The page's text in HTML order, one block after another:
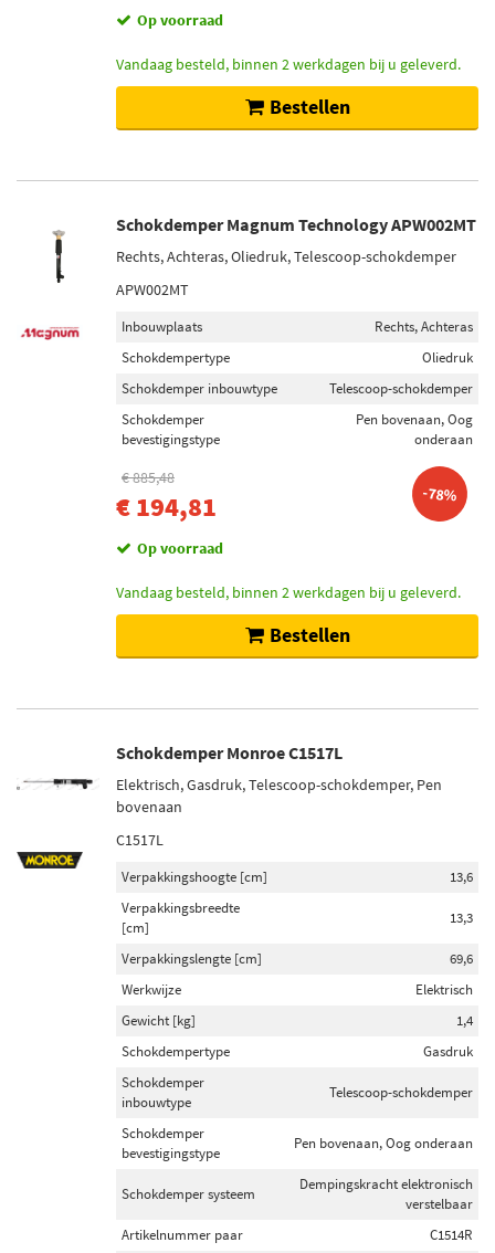
Op voorraad
Vandaag besteld, binnen 2 werkdagen bij u geleverd.
Bestellen
Schokdemper Magnum Technology APW002MT
Rechts, Achteras, Oliedruk, Telescoop-schokdemper
APW002MT
Inbouwplaats
Rechts, Achteras
Schokdempertype
Oliedruk
Schokdemper inbouwtype
Telescoop-schokdemper
Schokdemper
bevestigingstype
Pen bovenaan, Oog
onderaan
€ 885,48
€ 194,81 -78%
Op voorraad
Vandaag besteld, binnen 2 werkdagen bij u geleverd.
Bestellen
Schokdemper Monroe C1517L
Elektrisch, Gasdruk, Telescoop-schokdemper, Pen
bovenaan
C1517L
Verpakkingshoogte [cm]
13,6
Verpakkingsbreedte
[cm]
13,3
Verpakkingslengte [cm]
69,6
Werkwijze
Elektrisch
Gewicht [kg]
1,4
Schokdempertype
Gasdruk
Schokdemper
inbouwtype
Telescoop-schokdemper
Schokdemper
bevestigingstype
Pen bovenaan, Oog onderaan
Schokdemper systeem
Dempingskracht elektronisch
verstelbaar
Artikelnummer paar
C1514R